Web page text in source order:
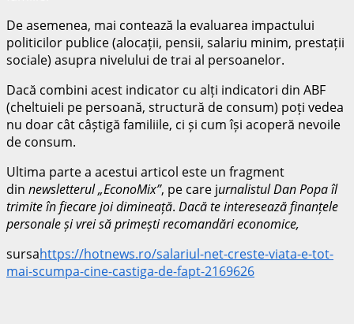
De asemenea, mai contează la evaluarea impactului
politicilor publice (alocații, pensii, salariu minim, prestații
sociale) asupra nivelului de trai al persoanelor.
Dacă combini acest indicator cu alți indicatori din ABF
(cheltuieli pe persoană, structură de consum) poți vedea
nu doar cât câștigă familiile, ci și cum își acoperă nevoile
de consum.
Ultima parte a acestui articol este un fragment
din newsletterul „EconoMix”, pe care jurnalistul Dan Popa îl
trimite în fiecare joi dimineață. Dacă te interesează finanțele
personale și vrei să primești recomandări economice,
sursahttps://hotnews.ro/salariul-net-creste-viata-e-tot-
mai-scumpa-cine-castiga-de-fapt-2169626